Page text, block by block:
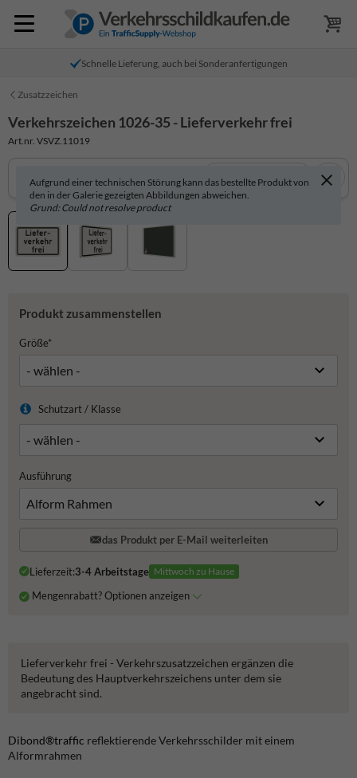
Schnelle Lieferung, auch bei Sonderanfertigungen
Zusatzzeichen
Verkehrszeichen 1026-35 - Lieferverkehr frei
Art.nr. VSVZ.11019
Aufgrund einer technischen Störung kann das bestellte Produkt von
den in der Galerie gezeigten Abbildungen abweichen.
Grund: Could not resolve product
In 3D anzeigen
Produkt zusammenstellen
Größe*
Schutzart / Klasse
Ausführung
das Produkt per E-Mail weiterleiten
Lieferzeit:3-4 Arbeitstage Mittwoch zu Hause
Mengenrabatt? Optionen anzeigen
Lieferverkehr frei - Verkehrszusatzzeichen ergänzen die
Bedeutung des Hauptverkehrszeichens unter dem sie
angebracht sind.
Dibond®traffic reflektierende Verkehrsschilder mit einem
Alformrahmen